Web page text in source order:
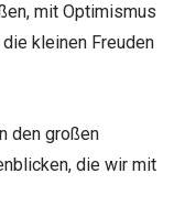
mit Optimismus
kleinen Freuden
den großen
die wir mit